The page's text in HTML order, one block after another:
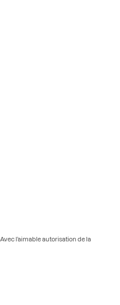
Avec l’aimable autorisation de la